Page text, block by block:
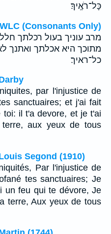
כָּל־רֹאֶֽיךָ׃
WLC (Consonants Only)
מרב עוניך בעול רכלתך
מתוכך היא אכלתך ואתנך
כל־ראיך׃
par l'injustice de
sanctuaires; et j'ai fait
il t'a devore, et je t'ai
aux yeux de tous
Segond (1910)
Par l'injustice de
tes sanctuaires; Je
un feu qui te dévore, Je
terre, Aux yeux de tous